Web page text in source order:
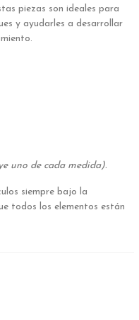
piezas son ideales para
y ayudarles a desarrollar
uno de cada medida).
siempre bajo la
todos los elementos están